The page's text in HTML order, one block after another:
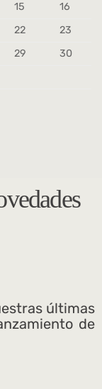
15
16
22
23
29
30
últimas
de